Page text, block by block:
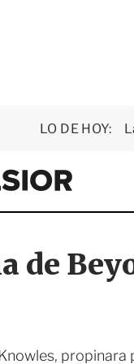
LO DE HOY:
E
x
e
o
de
propinara